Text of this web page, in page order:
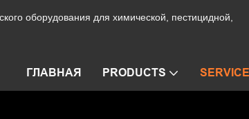
оборудования для химической, пестицидной,
ГЛАВНАЯ PRODUCTS SERVICE